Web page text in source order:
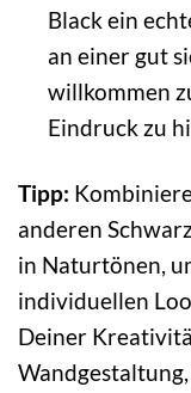
Black ein
an einer gut
willkommen
Eindruck zu
Tipp:
anderen
in Naturtönen,
individuellen
Deiner